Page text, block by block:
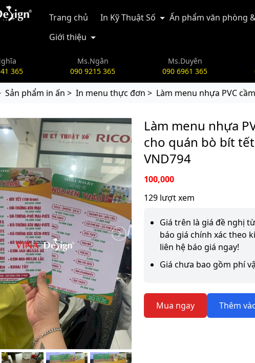
Trang chủ In Kỹ Thuật Số Ấn phẩm văn phòng
Giới thiệu
365
Ms.Ngân
090 9215 365
Ms.Duyên
090 6961 365
Sản phẩm in ấn > In menu thực đơn > Làm menu nhựa PVC
Làm menu nhựa
cho quán bò bít
VND794
100,000
129 lượt xem
Giá trên là giá đề nghị
báo giá chính xác theo
liên hệ báo giá ngay!
Giá chưa bao gồm phí
Mua ngay Thêm